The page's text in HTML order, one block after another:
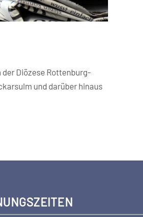
Diözese Rottenburg-
und darüber hinaus